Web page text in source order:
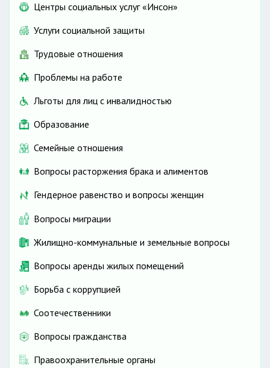
Обеспечение потребителей электричеством
Расточительное расходование электричества
Осуществление оплаты за электричество
Теплоснабжение
Заключение договора
Приборы учета
Права и обязанности сторон
Осуществление оплаты за услуги
Бытовые отходы
Оказание услуги в сфере бытовых отходов
Периодичность вывоза отходов
Размещение и эксплуатация объектов
с бытовыми отходами
Водоснабжение
Компенсационные денежные выплаты по оплате
жилищно-коммунальных услуг
Центры социальных услуг «Инсон»
Услуги социальной защиты
Трудовые отношения
Проблемы на работе
Льготы для лиц с инвалидностью
Образование
Семейные отношения
Вопросы расторжения брака и алиментов
Гендерное равенство и вопросы женщин
Вопросы миграции
Жилищно-коммунальные и земельные вопросы
Вопросы аренды жилых помещений
Борьба с коррупцией
Соотечественники
Вопросы гражданства
Правоохранительные органы